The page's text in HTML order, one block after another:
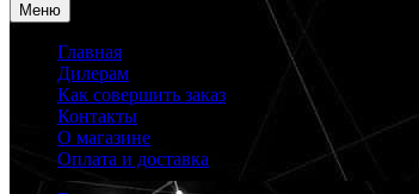
Меню
Главная
Дилерам
Как совершить заказ
Контакты
О магазине
Оплата и доставка